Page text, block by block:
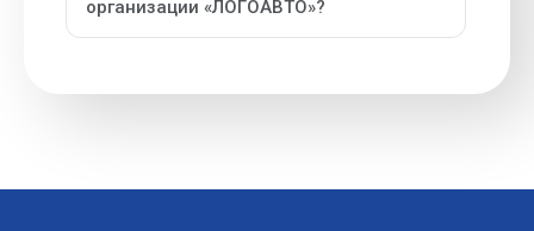
организации «ЛОГОАВТО»?